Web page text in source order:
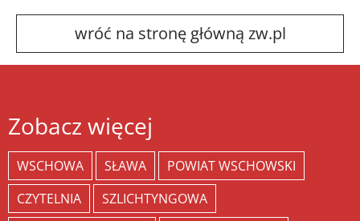
wróć na stronę główną zw.pl
Zobacz więcej
WSCHOWA SŁAWA
POWIAT WSCHOWSKI
CZYTELNIA
SZLICHTYNGOWA